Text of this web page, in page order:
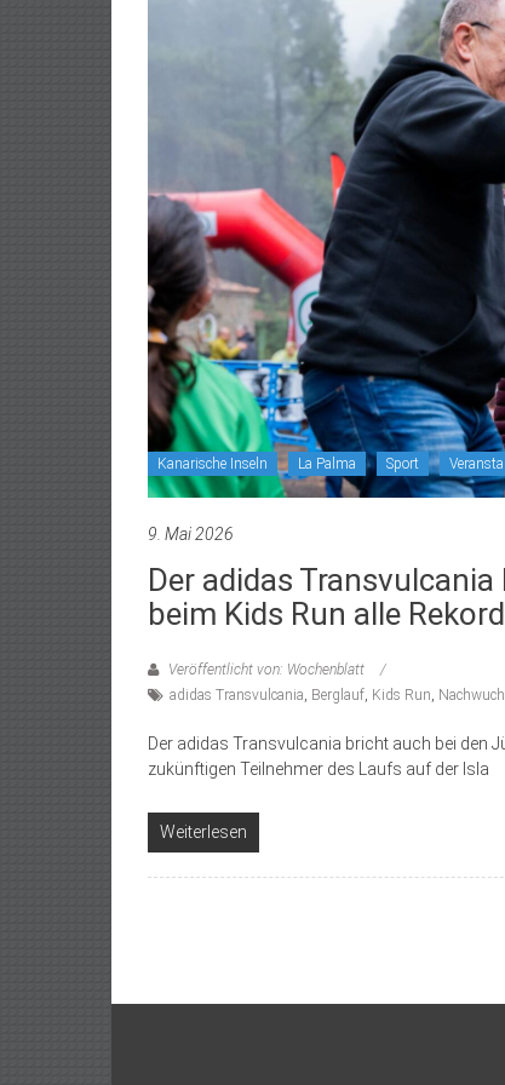
Kanarische Inseln La Palma Sport
9. Mai 2026
Der adidas
beim Kids Run alle
Veröffentlicht von: Wochenblatt
adidas Transvulcania Berglauf Kids Run
Der adidas Transvulcania bricht auch bei den
zukünftigen Teilnehmer des Laufs auf der Isla
Weiterlesen